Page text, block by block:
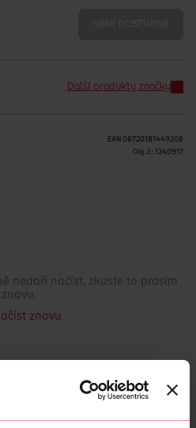
Další produkty značky
EAN 08720181449208
Obj. č.: 1240917
nedaří načíst, zkuste to prosím
znovu.
znovu